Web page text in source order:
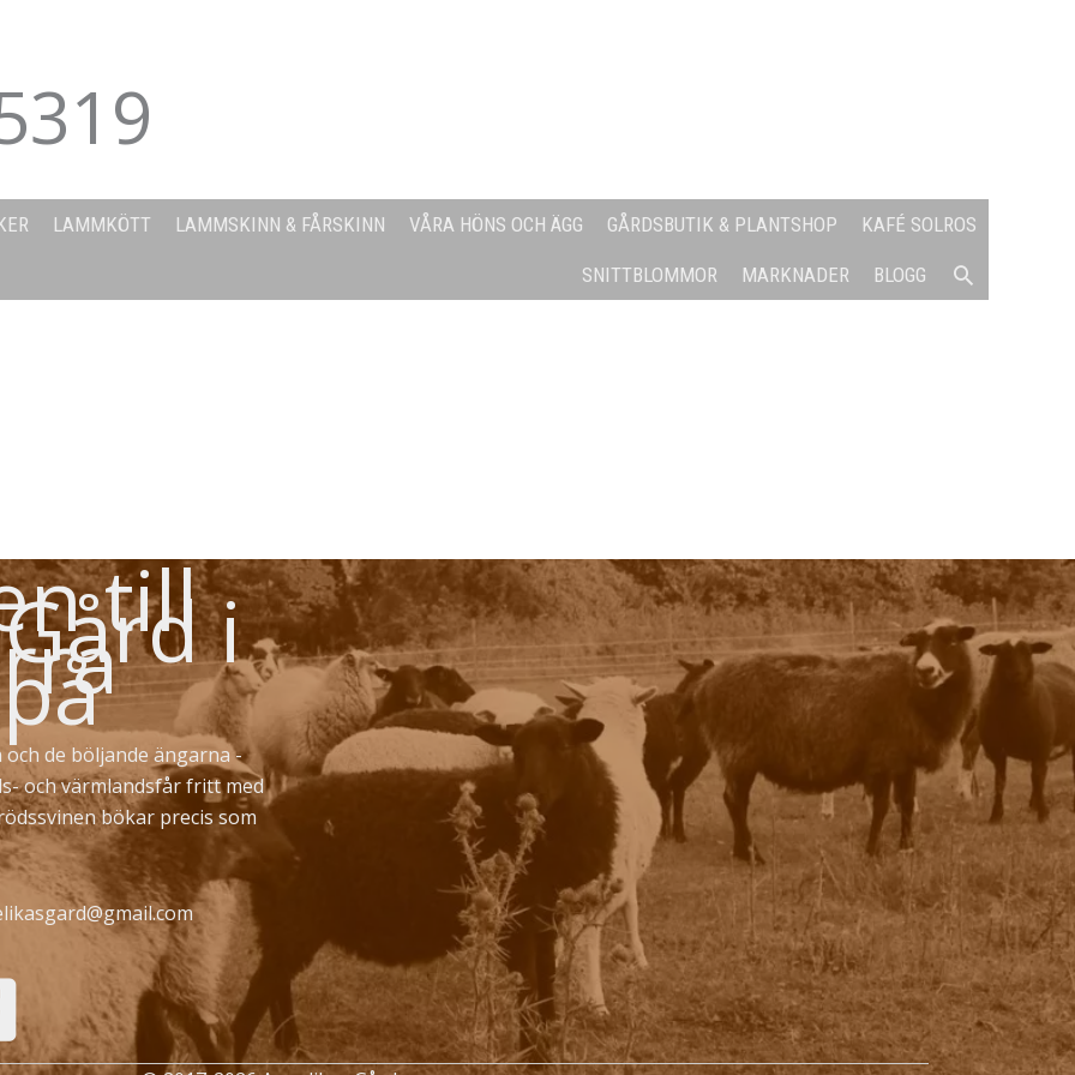
LAMMKÖTT LAMMSKINN & FÅRSKINN VÅRA HÖNS OCH ÄGG GÅRDSBUTIK & PLANTSHOP KAFÉ SOLROS
SNITTBLOMMOR MARKNADER BLOGG SÖK
till i
de böljande ängarna -
och värmlandsfår fritt med
bökar precis som